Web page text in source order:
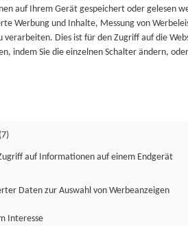
auf Ihrem Gerät gespeichert oder gelesen
Werbung und Inhalte, Messung von
verarbeiten. Dies ist für den Zugriff auf die
indem Sie die einzelnen Schalter ändern,
(7)
auf Informationen auf einem Endgerät
Daten zur Auswahl von Werbeanzeigen
Interesse